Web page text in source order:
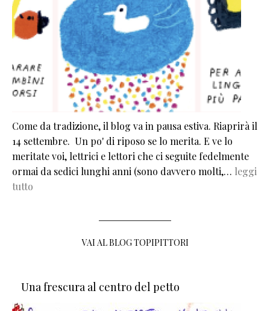
Come da tradizione, il blog va in pausa estiva. Riaprirà il
14 settembre. Un po' di riposo se lo merita. E ve lo
meritate voi, lettrici e lettori che ci seguite fedelmente
ormai da sedici lunghi anni (sono davvero molti,… leggi
tutto
VAI AL BLOG TOPIPITTORI
Una frescura al centro del petto